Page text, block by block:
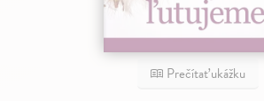
Prečítať ukážku